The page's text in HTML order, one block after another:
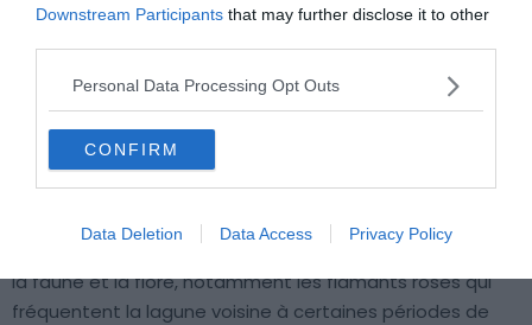
Downstream Participants that may further disclose it to other
Personal Data Processing Opt Outs
CONFIRM
Data Deletion Data Access Privacy Policy
Pour en savoir plus :La plage de la Devesa se situe dans
Parc Naturel de l’Albufera, s’étend sur plusieurs
kilomètres de sable fin et de dunes. Elle est facilement
accessible en voiture ou grâce aux transports publics
depuis le centre de Valence. Vous découvrez un espace
protégé depuis les années 1980 avec de nombreuses
espèces végétales endémiques et un écosystème riche
qui attire les amateurs de nature. Vous pratiquez la
la faune et la flore, notamment les flamants roses qui
fréquentent la lagune voisine à certaines périodes de